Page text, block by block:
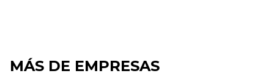
MÁS DE EMPRESAS